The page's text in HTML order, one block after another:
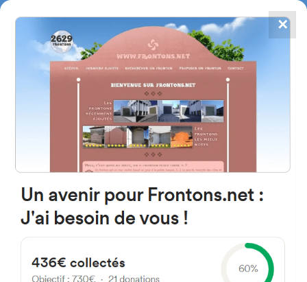
FRONTONS.NET
RECHERCHER UN FRONTON
PROPOSER UN FRONTON
4867
frontons
48002 Bilbo, Bizkaia Espagne
Iturrigorribidea Bidea 47B
✕